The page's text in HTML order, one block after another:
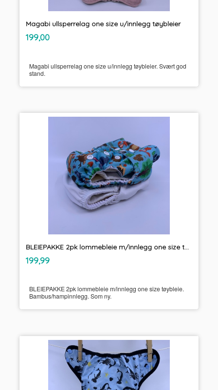
Magabi ullsperrelag one size u/innlegg tøybleier
Pris
199,00mva.
Magabi ullsperrelag one size u/innlegg tøybleier. Svært god
stand.
BLEIEPAKKE 2pk lommebleie m/innlegg one size tøybleie
Pris
199,99
BLEIEPAKKE 2pk lommebleie m/innlegg one size tøybleie.
Bambus/hampinnlegg. Som ny.